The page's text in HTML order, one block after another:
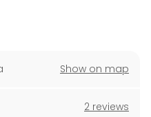
Show on map
2 reviews